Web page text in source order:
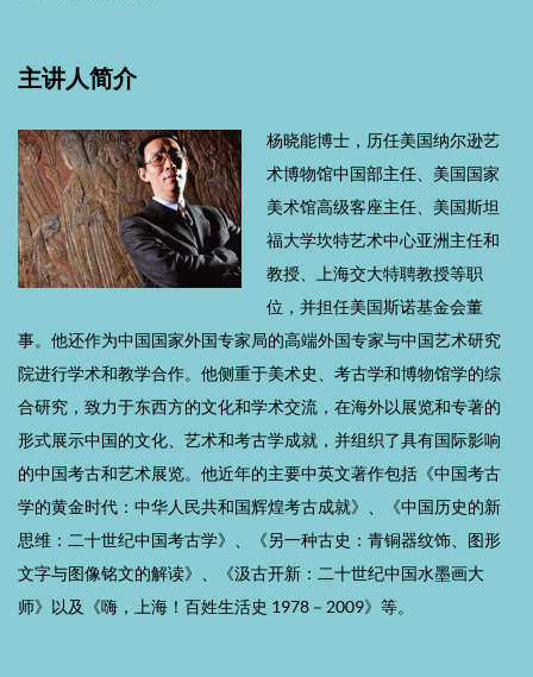
主讲人简介
杨晓能博士，历任美国纳尔逊艺
术博物馆中国部主任、美国国家
美术馆高级客座主任、美国斯坦
福大学坎特艺术中心亚洲主任和
教授、上海交大特聘教授等职
位，并担任美国斯诺基金会董
事。他还作为中国国家外国专家局的高端外国专家与中国艺术研究
院进行学术和教学合作。他侧重于美术史、考古学和博物馆学的综
合研究，致力于东西方的文化和学术交流，在海外以展览和专著的
形式展示中国的文化、艺术和考古学成就，并组织了具有国际影响
的中国考古和艺术展览。他近年的主要中英文著作包括《中国考古
学的黄金时代：中华人民共和国辉煌考古成就》、《中国历史的新
思维：二十世纪中国考古学》、《另一种古史：青铜器纹饰、图形
文字与图像铭文的解读》、《汲古开新：二十世纪中国水墨画大
师》以及《嗨，上海！百姓生活史 1978－2009》等。